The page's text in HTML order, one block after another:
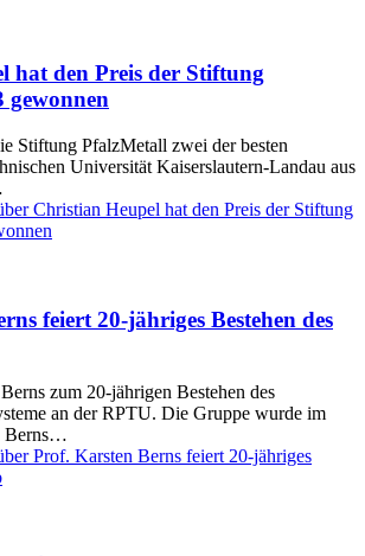
hat den Preis der Stiftung
gewonnen
Stiftung PfalzMetall zwei der besten
Universität Kaiserslautern-Landau aus
Christian Heupel hat den Preis der Stiftung
feiert 20-jähriges Bestehen des
zum 20-jährigen Bestehen des
an der RPTU. Die Gruppe wurde im
Berns…
Prof. Karsten Berns feiert 20-jähriges